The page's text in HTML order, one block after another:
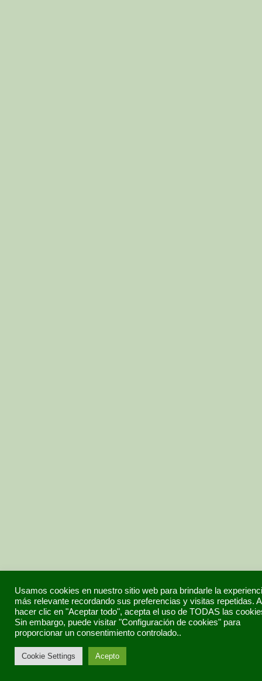
Usamos cookies en nuestro sitio web para brindarle la
más relevante recordando sus preferencias y visitas repetidas.
hacer clic en "Aceptar todo", acepta el uso de TODAS las
Sin embargo, puede visitar "Configuración de cookies" para
proporcionar un consentimiento controlado..
Cookie Settings Acepto